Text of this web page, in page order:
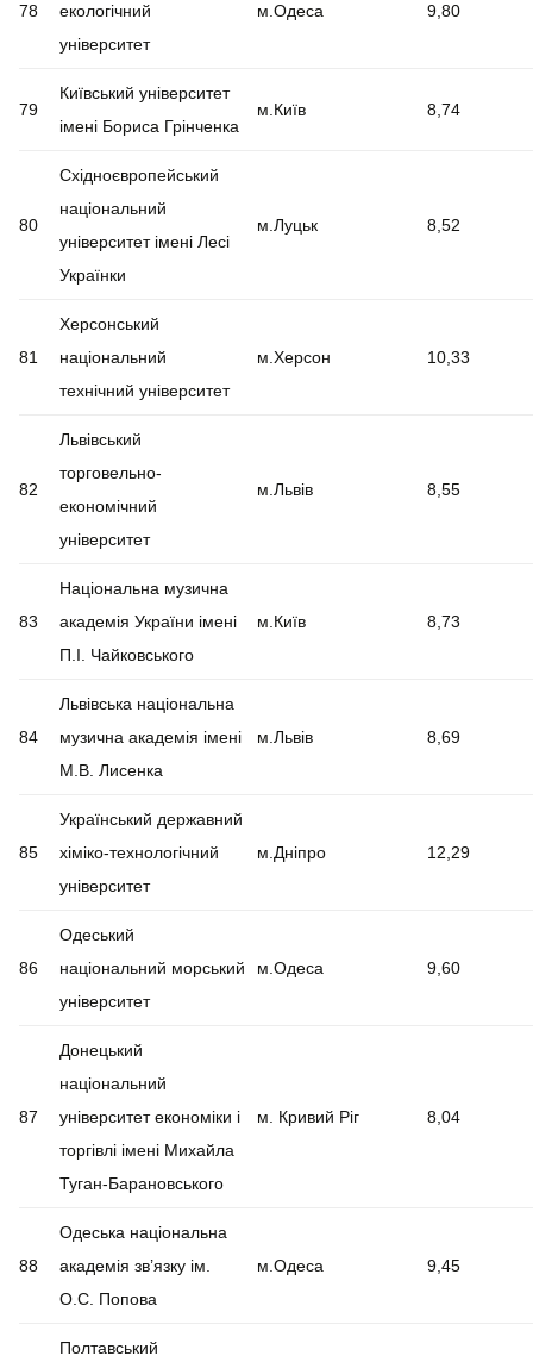
78
екологічний
університет
м.Одеса 9,80
79
Київський університет
імені Бориса Грінченка
м.Київ 8,74
80
Східноєвропейський
національний
університет імені Лесі
Українки
м.Луцьк 8,52
81
Херсонський
національний
технічний університет
м.Херсон 10,33
82
Львівський
торговельно-
економічний
університет
м.Львів 8,55
83
Національна музична
академія України імені
П.І. Чайковського
м.Київ 8,73
84
Львівська національна
музична академія імені
М.В. Лисенка
м.Львів 8,69
85
Український державний
хіміко-технологічний
університет
м.Дніпро 12,29
86
Одеський
національний морський
університет
м.Одеса 9,60
87
Донецький
національний
університет економіки і
торгівлі імені Михайла
Туган-Барановського
м. Кривий Ріг 8,04
88
Одеська національна
академія зв’язку ім.
О.С. Попова
м.Одеса 9,45
Полтавський